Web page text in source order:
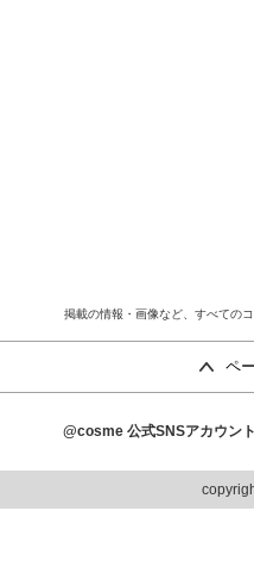
掲載の情報・画像など、すべての
ペ
@cosme 公式SNSアカウント